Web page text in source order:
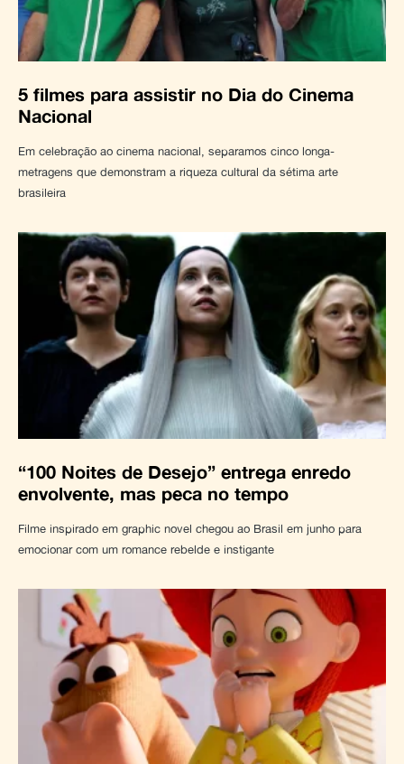
5 filmes para assistir no Dia do Cinema
Nacional
Em celebração ao cinema nacional, separamos cinco longa-
metragens que demonstram a riqueza cultural da sétima arte
brasileira
“100 Noites de Desejo” entrega enredo
envolvente, mas peca no tempo
Filme inspirado em graphic novel chegou ao Brasil em junho para
emocionar com um romance rebelde e instigante